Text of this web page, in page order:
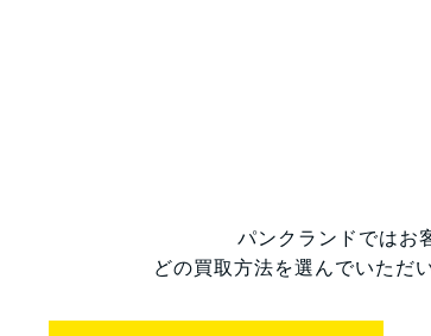
パンクランドではお
どの買取方法を選んでいただ